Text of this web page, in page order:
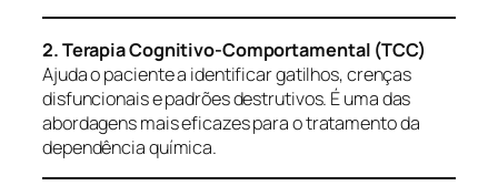
2. Terapia Cognitivo-Comportamental (TCC)
Ajuda o paciente a identificar gatilhos, crenças
disfuncionais e padrões destrutivos. É uma das
abordagens mais eficazes para o tratamento da
dependência química.